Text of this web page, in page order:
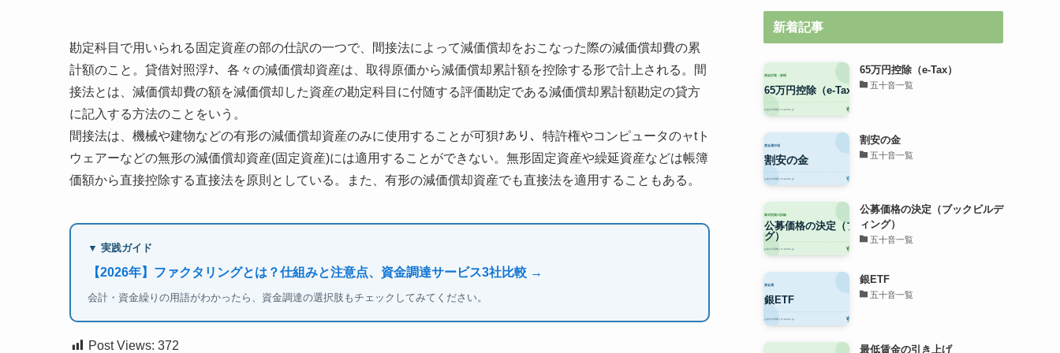
勘定科目で用いられる固定資産の部の仕訳の一つで、間接法によって減価償却をおこなった際の減価償却費の累
計額のこと。貸借対照浮ﾅ、各々の減価償却資産は、取得原価から減価償却累計額を控除する形で計上される。間
接法とは、減価償却費の額を減価償却した資産の勘定科目に付随する評価勘定である減価償却累計額勘定の貸方
に記入する方法のことをいう。
間接法は、機械や建物などの有形の減価償却資産のみに使用することが可狽ﾅあり、特許権やコンピュータのャtト
ウェアーなどの無形の減価償却資産(固定資産)には適用することができない。無形固定資産や繰延資産などは帳簿
価額から直接控除する直接法を原則としている。また、有形の減価償却資産でも直接法を適用することもある。
▼ 実践ガイド
【2026年】ファクタリングとは？仕組みと注意点、資金調達サービス3社比較 →
会計・資金繰りの用語がわかったら、資金調達の選択肢もチェックしてみてください。
Post Views: 372
新着記事
65万円控除（e-Tax）
五十音一覧
割安の金
五十音一覧
公募価格の決定（ブックビルデ
ィング）
五十音一覧
銀ETF
五十音一覧
最低賃金の引き上げ